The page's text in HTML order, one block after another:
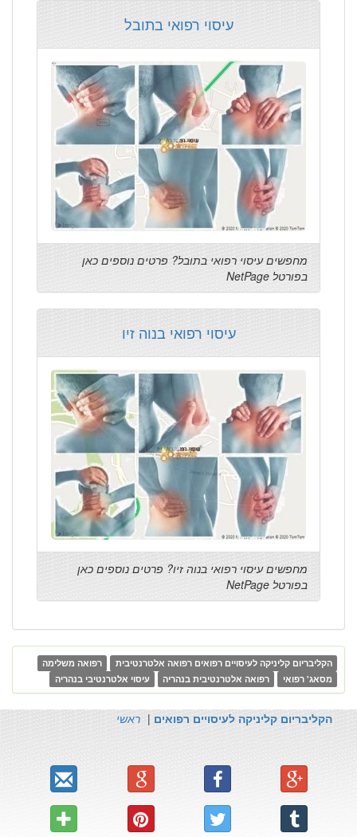
עיסוי רפואי בתובל
מחפשים עיסוי רפואי בתובל? פרטים נוספים כאן
בפורטל NetPage
עיסוי רפואי בנוה זיו
מחפשים עיסוי רפואי בנוה זיו? פרטים נוספים כאן
בפורטל NetPage
הקליבריום קליניקה לעיסויים רפואים רפואה אלטרנטיבית
רפואה משלימה
מסאג' רפואי
רפואה אלטרנטיבית בנהריה עיסוי אלטרנטיבי בנהריה
הקליבריום קליניקה לעיסויים רפואים | ראשי